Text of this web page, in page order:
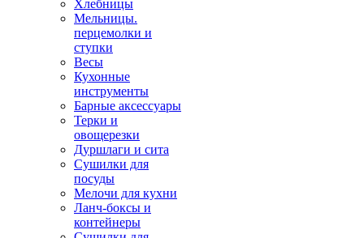
Хлебницы
Мельницы.
перцемолки и
ступки
Весы
Кухонные
инструменты
Барные аксессуары
Терки и
овощерезки
Дуршлаги и сита
Сушилки для
посуды
Мелочи для кухни
Ланч-боксы и
контейнеры